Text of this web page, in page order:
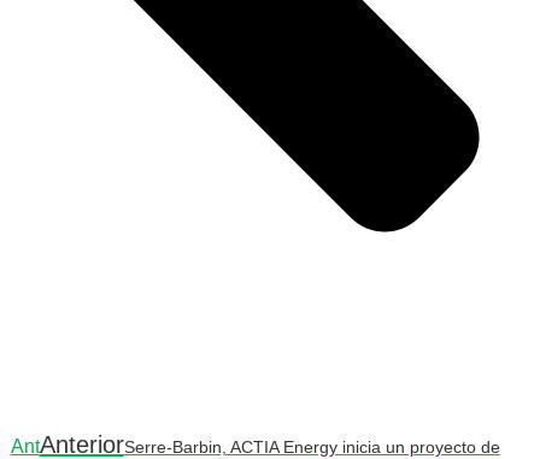
AntAnteriorSerre-Barbin, ACTIA Energy inicia un proyecto de